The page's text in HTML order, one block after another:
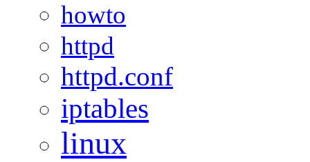
howto
httpd
httpd.conf
iptables
linux